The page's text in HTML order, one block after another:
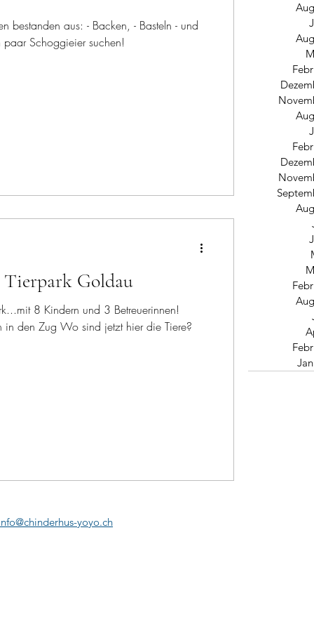
bestanden aus: - Backen, - Basteln - und
Schoggieier suchen!
Goldau
8 Kindern und 3 Betreuerinnen!
in den Zug Wo sind jetzt hier die Tiere?
yoyo.ch